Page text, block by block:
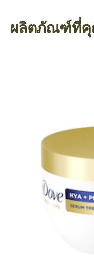
ผลิตภัณฑ์ที่คุ